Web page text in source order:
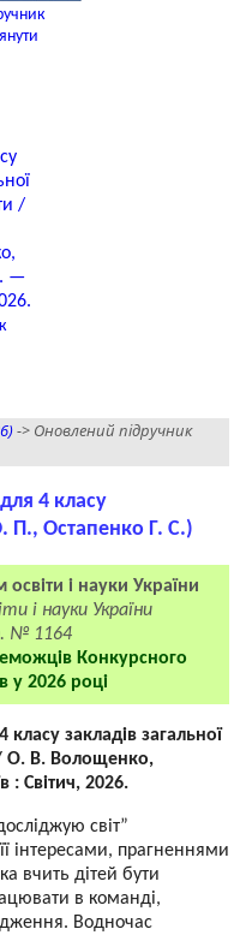
-> Оновлений підручник
4 класу
П., Остапенко Г. С.)
і науки України
і науки України
№ 1164
Конкурсного
у 2026 році
закладів загальної
/ О. В. Волощенко,
: Світич, 2026.
світ”
інтересами, прагненнями
вчить дітей бути
в команді,
Водночас